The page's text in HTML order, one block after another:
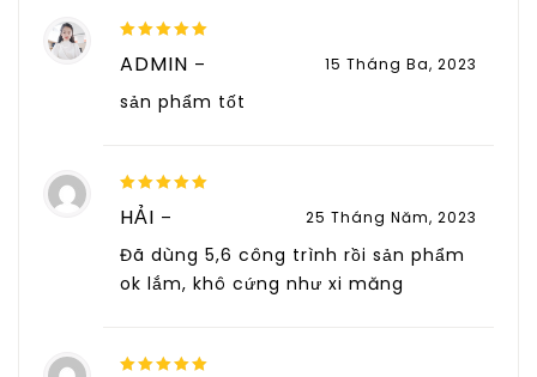
ADMIN – 15 Tháng Ba, 2023
sản phẩm tốt
out of 5
HẢI – 25 Tháng Năm, 2023
Đã dùng 5,6 công trình rồi sản phẩm
ok lắm, khô cứng như xi măng